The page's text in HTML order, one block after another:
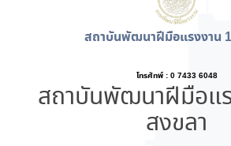
สถาบันพัฒนาฝีมือแรงงาน
โทรศัทพ์ : 0 7433 6048
สถาบันพัฒนาฝีมือแ
สงขลา